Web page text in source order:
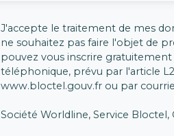
J'accepte le traitement de mes
ne souhaitez pas faire l'objet de
pouvez vous inscrire
téléphonique, prévu par l'article
www.bloctel.gouv.fr ou par
Société Worldline, Service Bloctel,